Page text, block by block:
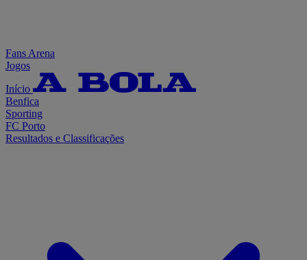
Fans Arena
Jogos
Início
Benfica
Sporting
FC Porto
Resultados e Classificações